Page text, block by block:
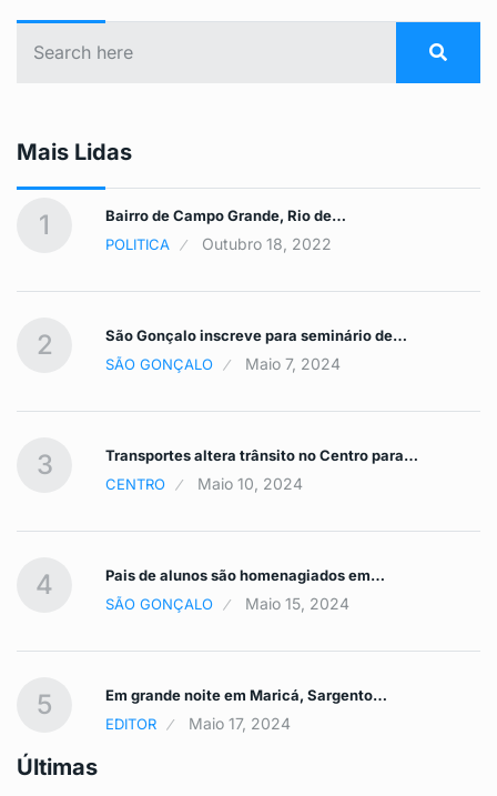
Mais Lidas
1
Bairro de Campo Grande, Rio de…
POLITICA
Outubro 18, 2022
2
São Gonçalo inscreve para seminário de…
SÃO GONÇALO
Maio 7, 2024
3
Transportes altera trânsito no Centro para…
CENTRO
Maio 10, 2024
4
Pais de alunos são homenagiados em…
SÃO GONÇALO
Maio 15, 2024
5
Em grande noite em Maricá, Sargento…
EDITOR
Maio 17, 2024
Últimas